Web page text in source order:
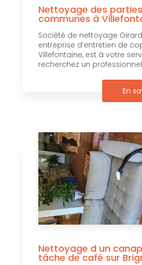
Nettoyage des parties
communes à
Société de nettoyage
entreprise d’entretien de
Villefontaine, est à votre
recherchez un
En
Nettoyage d un
tâche de café sur